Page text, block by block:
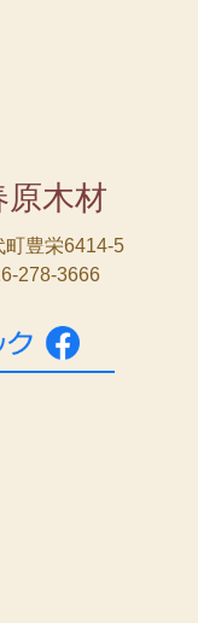
木材
豊栄6414-5
278-3666